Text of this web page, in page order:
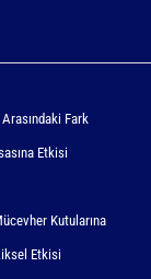
Fark
Etkisi
Kutularına
Etkisi